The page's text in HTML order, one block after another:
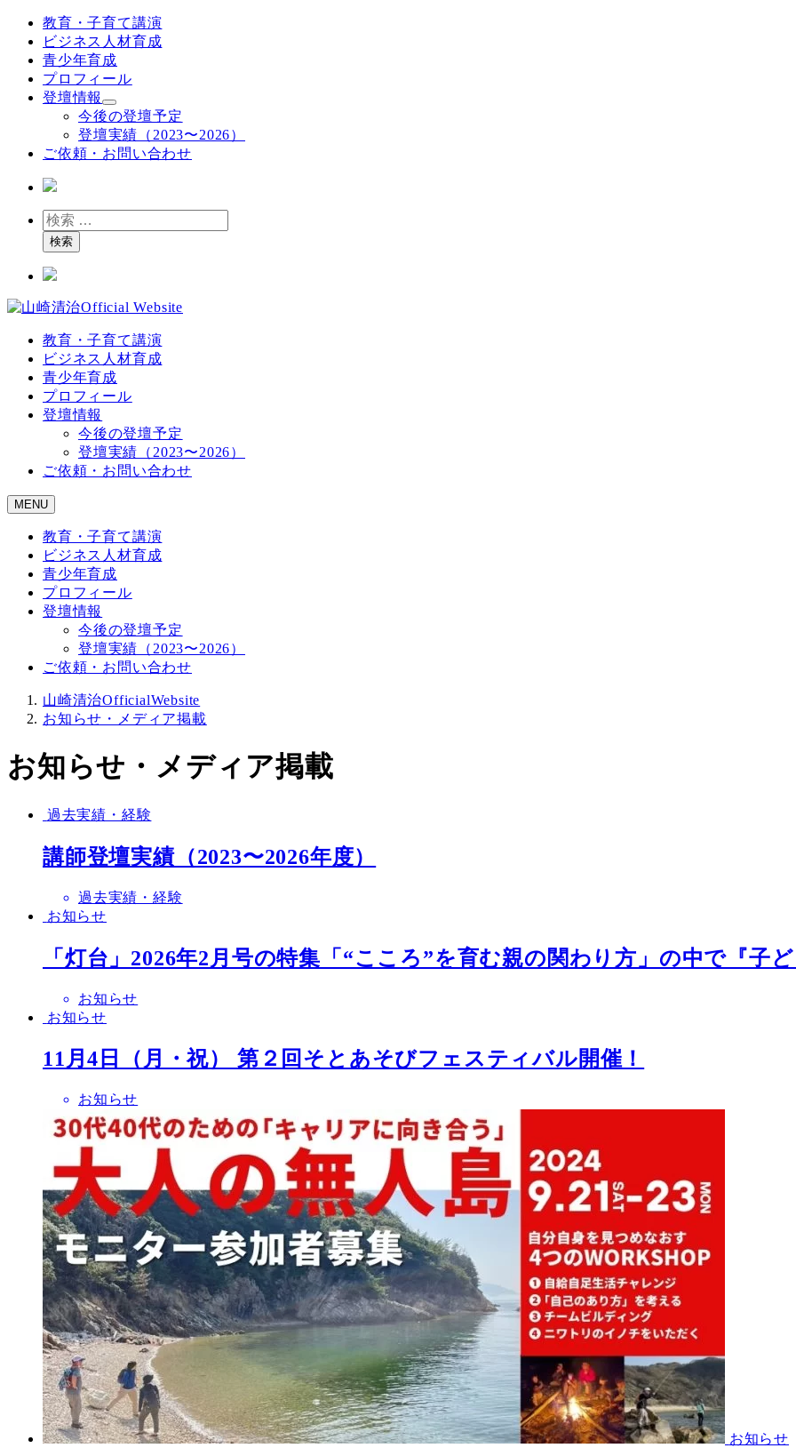
教育・子育て講演
ビジネス人材育成
青少年育成
プロフィール
登壇情報
今後の登壇予定
登壇実績（2023〜2026）
ご依頼・お問い合わせ
検
索検索
教育・子育て講演
ビジネス人材育成
青少年育成
プロフィール
登壇情報
今後の登壇予定
登壇実績（2023〜2026）
ご依頼・お問い合わせ
MENU
教育・子育て講演
ビジネス人材育成
青少年育成
プロフィール
登壇情報
今後の登壇予定
登壇実績（2023〜2026）
ご依頼・お問い合わせ
山崎清治OfficialWebsite
お知らせ・メディア掲載
お知らせ・メディア掲載
過去実績・経験
講師登壇実績（2023〜2026年度）
過去実績・経験
お知らせ
「灯台」2026年2月号の特集「“こころ”を育む親の関わり方」の中で『子
お知らせ
お知らせ
11月4日（月・祝） 第２回そとあそびフェスティバル開催！
お知らせ
お知らせ